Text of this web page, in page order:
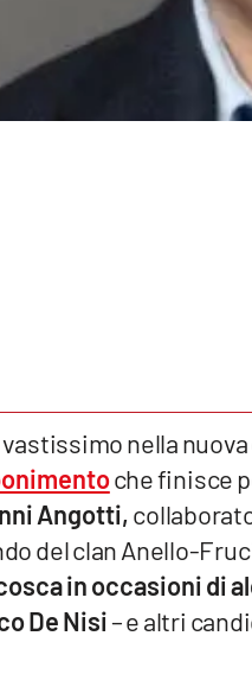
nella
che finisce
Angotti,
del clan Anello-
in occasioni di
De Nisi– e altri